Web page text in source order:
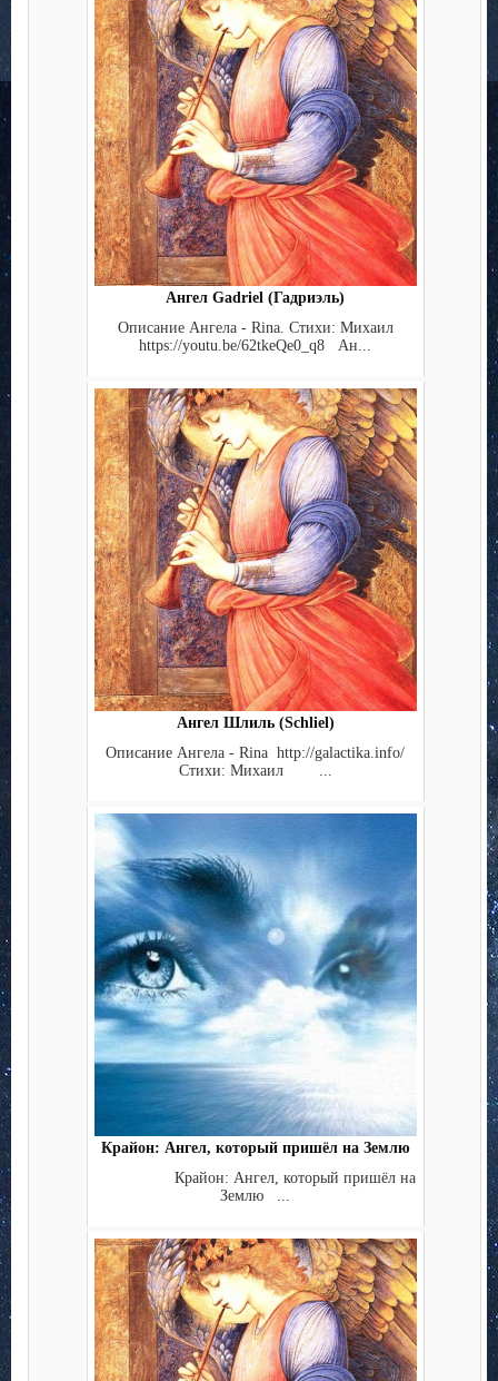
Ангел Gadriel (Гадриэль)
Описание Ангела - Rina. Стихи: Михаил
https://youtu.be/62tkeQe0_q8 Ан...
Ангел Шлиль (Schliel)
Описание Ангела - Rina http://galactika.info/
Стихи: Михаил ...
Крайон: Ангел, который пришёл на Землю
Крайон: Ангел, который пришёл на
Землю ...